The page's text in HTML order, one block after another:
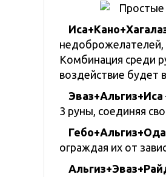
недоброжелателей,
Комбинация среди
воздействие будет
Эваз+Альгиз+Иса
3 руны, соединяя
ограждая их от